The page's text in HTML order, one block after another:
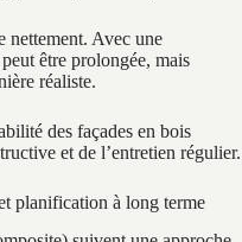
nettement. Avec une
être prolongée, mais
réaliste.
des façades en bois
et de l’entretien régulier.
planification à long terme